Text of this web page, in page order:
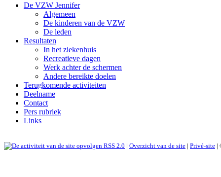
De VZW Jennifer
Algemeen
De kinderen van de VZW
De leden
Resultaten
In het ziekenhuis
Recreatieve dagen
Werk achter de schermen
Andere bereikte doelen
Terugkomende activiteiten
Deelname
Contact
Pers rubriek
Links
RSS 2.0 | Overzicht van de site | Privé-site |